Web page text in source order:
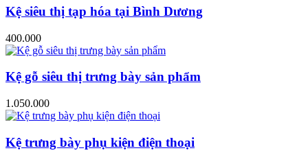
Kệ siêu thị tạp hóa tại Bình Dương
400.000
Kệ gỗ siêu thị trưng bày sản phẩm
1.050.000
Kệ trưng bày phụ kiện điện thoại